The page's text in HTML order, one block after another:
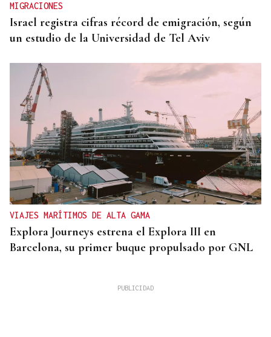
MIGRACIONES
Israel registra cifras récord de emigración, según
un estudio de la Universidad de Tel Aviv
VIAJES MARÍTIMOS DE ALTA GAMA
Explora Journeys estrena el Explora III en
Barcelona, su primer buque propulsado por GNL